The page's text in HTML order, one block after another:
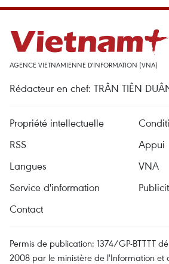
AGENCE VIETNAMIENNE D'INFORMATION (VNA)
Rédacteur en chef: TRÂN TIÊN
Propriété intellectuelle
RSS
Appui
Langues
VNA
Service d'information
Contact
Permis de publication: 1374/GP-BTTTT
2008 par le ministère de l'Information et